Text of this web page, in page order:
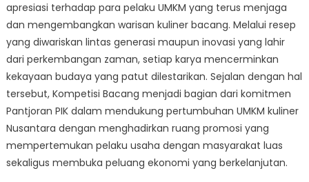
apresiasi terhadap para pelaku UMKM yang terus menjaga
dan mengembangkan warisan kuliner bacang. Melalui resep
yang diwariskan lintas generasi maupun inovasi yang lahir
dari perkembangan zaman, setiap karya mencerminkan
kekayaan budaya yang patut dilestarikan. Sejalan dengan hal
tersebut, Kompetisi Bacang menjadi bagian dari komitmen
Pantjoran PIK dalam mendukung pertumbuhan UMKM kuliner
Nusantara dengan menghadirkan ruang promosi yang
mempertemukan pelaku usaha dengan masyarakat luas
sekaligus membuka peluang ekonomi yang berkelanjutan.